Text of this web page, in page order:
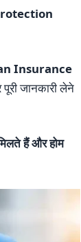
Insurance
जानकारी लेने
हैं और होम